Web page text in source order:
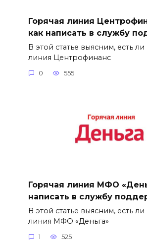
Горячая линия
как написать в службу
В этой статье выясним, есть ли
линия Центрофинанс
0 555
Горячая линия МФО
написать в службу
В этой статье выясним, есть ли
линия МФО «Деньга»
1 525